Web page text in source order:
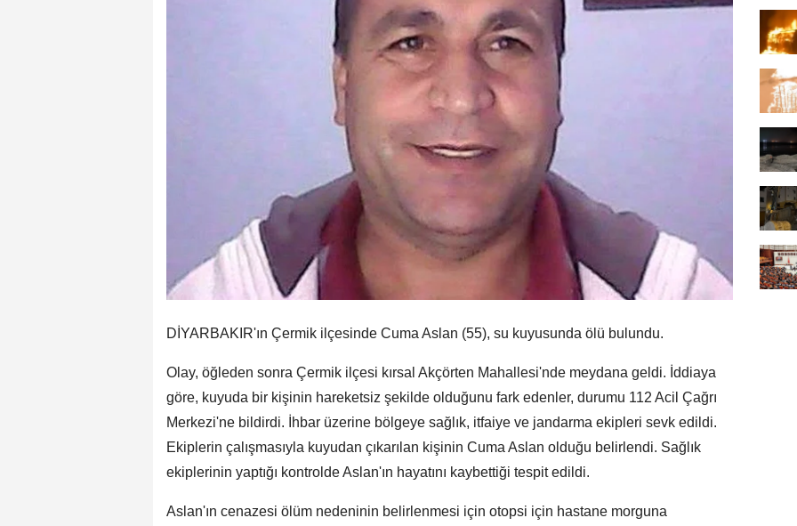
DİYARBAKIR'ın Çermik ilçesinde Cuma Aslan (55), su kuyusunda ölü bulundu.
Olay, öğleden sonra Çermik ilçesi kırsal Akçörten Mahallesi'nde meydana geldi. İddiaya
göre, kuyuda bir kişinin hareketsiz şekilde olduğunu fark edenler, durumu 112 Acil Çağrı
Merkezi'ne bildirdi. İhbar üzerine bölgeye sağlık, itfaiye ve jandarma ekipleri sevk edildi.
Ekiplerin çalışmasıyla kuyudan çıkarılan kişinin Cuma Aslan olduğu belirlendi. Sağlık
ekiplerinin yaptığı kontrolde Aslan'ın hayatını kaybettiği tespit edildi.
Aslan'ın cenazesi ölüm nedeninin belirlenmesi için otopsi için hastane morguna